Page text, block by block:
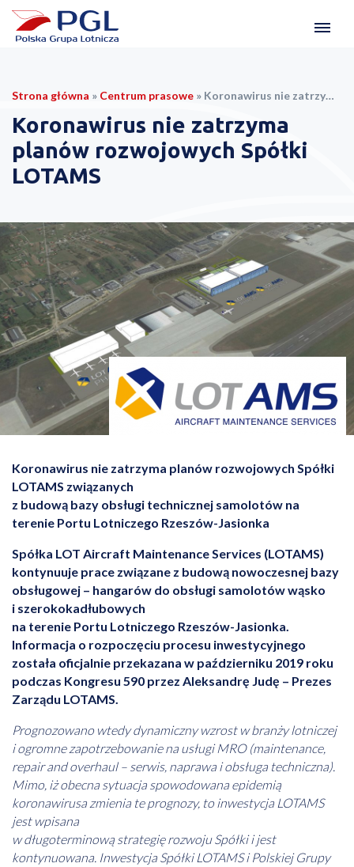
Strona główna » Centrum prasowe » Koronawirus nie zatrzyma planów rozwojowych Spółki LOTAMS
Koronawirus nie zatrzyma
planów rozwojowych Spółki
LOTAMS
Koronawirus nie zatrzyma planów rozwojowych Spółki
LOTAMS związanych
z budową bazy obsługi technicznej samolotów na
terenie Portu Lotniczego Rzeszów-Jasionka
Spółka LOT Aircraft Maintenance Services (LOTAMS)
kontynuuje prace związane z budową nowoczesnej bazy
obsługowej – hangarów do obsługi samolotów wąsko
i szerokokadłubowych
na terenie Portu Lotniczego Rzeszów-Jasionka.
Informacja o rozpoczęciu procesu inwestycyjnego
została oficjalnie przekazana w październiku 2019 roku
podczas Kongresu 590 przez Aleksandrę Judę – Prezes
Zarządu LOTAMS.
Prognozowano wtedy dynamiczny wzrost w branży lotniczej
i ogromne zapotrzebowanie na usługi MRO (maintenance,
repair and overhaul – serwis, naprawa i obsługa techniczna).
Mimo, iż obecna sytuacja spowodowana epidemią
koronawirusa zmienia te prognozy, to inwestycja LOTAMS
jest wpisana
w długoterminową strategię rozwoju Spółki i jest
kontynuowana. Inwestycja Spółki LOTAMS i Polskiej Grupy